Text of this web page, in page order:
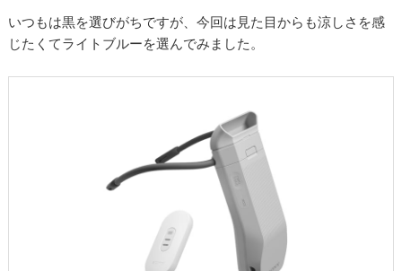
いつもは黒を選びがちですが、今回は見た目からも涼しさを感
じたくてライトブルーを選んでみました。